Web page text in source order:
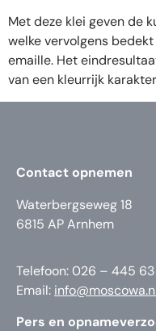
Met deze klei geven de
welke vervolgens
emaille. Het
van een kleurrijk
Contact opnemen
Waterbergseweg 18
6815 AP Arnhem
Telefoon: 026 – 445
Email:
Pers en